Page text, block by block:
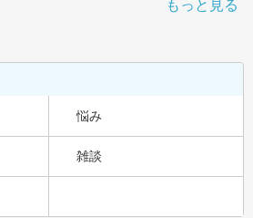
もっと見る
悩み
雑談